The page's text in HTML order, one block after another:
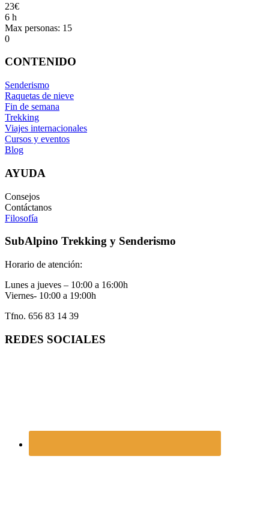
23€
6 h
Max personas: 15
0
CONTENIDO
Senderismo
Raquetas de nieve
Fin de semana
Trekking
Viajes internacionales
Cursos y eventos
Blog
AYUDA
Consejos
Contáctanos
Filosofía
SubAlpino Trekking y Senderismo
Horario de atención:
Lunes a jueves – 10:00 a 16:00h
Viernes- 10:00 a 19:00h
Tfno. 656 83 14 39
REDES SOCIALES